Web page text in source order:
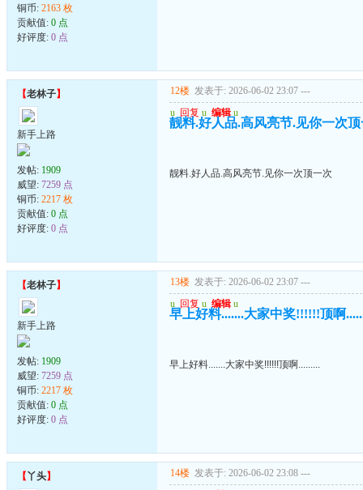
铜币: 2163 枚
贡献值: 0 点
好评度: 0 点
【老林子】
新手上路
发帖: 1909
威望: 7259 点
铜币: 2217 枚
贡献值: 0 点
好评度: 0 点
12楼 发表于: 2026-06-02 23:07 ---
u 回复 u 编辑 u
靓料.好人品.高风亮节.见你一次
靓料.好人品.高风亮节.见你一次顶一次
【老林子】
新手上路
发帖: 1909
威望: 7259 点
铜币: 2217 枚
贡献值: 0 点
好评度: 0 点
13楼 发表于: 2026-06-02 23:07 ---
u 回复 u 编辑 u
早上好料.......大家中奖!!!!!!顶啊
早上好料.......大家中奖!!!!!!顶啊.........
【丫头】 14楼 发表于: 2026-06-02 23:08 ---